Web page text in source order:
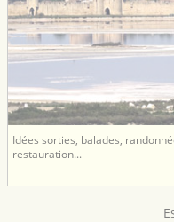
Idées sorties, balades,
restauration...